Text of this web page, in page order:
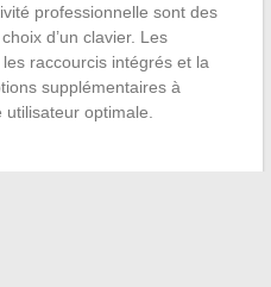
professionnelle sont des
d’un clavier. Les
raccourcis intégrés et la
supplémentaires à
optimale.